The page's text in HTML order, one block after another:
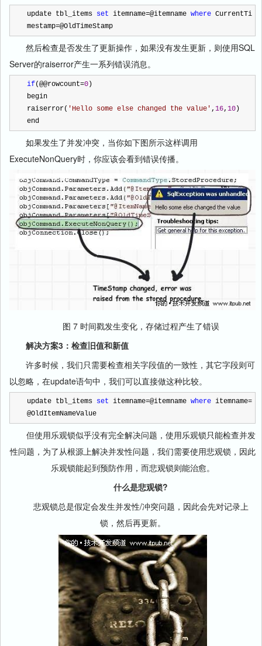
update tbl_items set itemname=@itemname where CurrentTi
mestamp=@OldTimeStamp
然后检查是否发生了更新操作，如果没有发生更新，则使用SQL
Server的raiserror产生一系列错误消息。
if(@@rowcount=0)
begin
raiserror( ' Hello some else changed the value ' , 16, 10)
end
如果发生了并发冲突，当你如下图所示这样调用
ExecuteNonQuery时，你应该会看到错误传播。
图 7 时间戳发生变化，存储过程产生了错误
解决方案3：检查旧值和新值
许多时候，我们只需要检查相关字段值的一致性，其它字段则可
以忽略，在update语句中，我们可以直接做这种比较。
update tbl_items set itemname=@itemname where itemname=
@OldItemNameValue
但使用乐观锁似乎没有完全解决问题，使用乐观锁只能检查并发
性问题，为了从根源上解决并发性问题，我们需要使用悲观锁，因此
乐观锁能起到预防作用，而悲观锁则能治愈。
什么是悲观锁?
悲观锁总是假定会发生并发性/冲突问题，因此会先对记录上
锁，然后再更新。